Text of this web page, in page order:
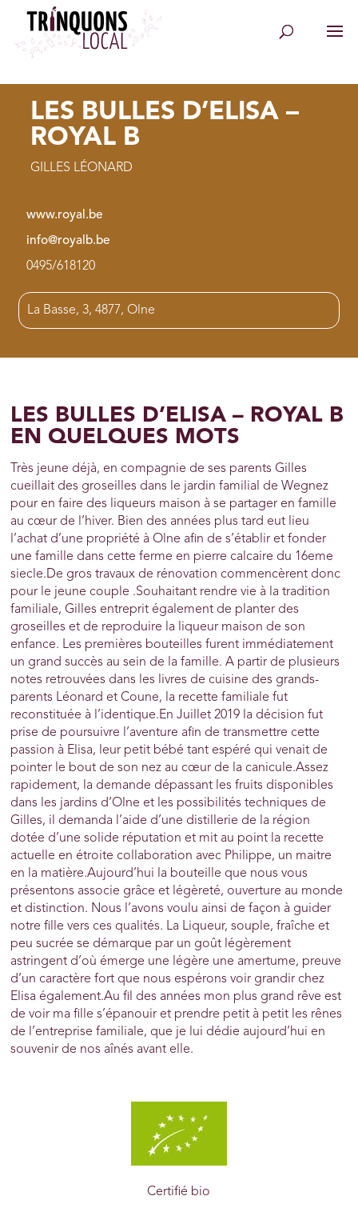
LES BULLES D’ELISA –
ROYAL B
GILLES LÉONARD
www.royal.be
info@royalb.be
0495/618120
La Basse, 3, 4877, Olne
LES BULLES D’ELISA – ROYAL B
EN QUELQUES MOTS
Très jeune déjà, en compagnie de ses parents Gilles
cueillait des groseilles dans le jardin familial de Wegnez
pour en faire des liqueurs maison à se partager en famille
au cœur de l’hiver. Bien des années plus tard eut lieu
l’achat d’une propriété à Olne afin de s’établir et fonder
une famille dans cette ferme en pierre calcaire du 16eme
siecle.De gros travaux de rénovation commencèrent donc
pour le jeune couple .Souhaitant rendre vie à la tradition
familiale, Gilles entreprit également de planter des
groseilles et de reproduire la liqueur maison de son
enfance. Les premières bouteilles furent immédiatement
un grand succès au sein de la famille. A partir de plusieurs
notes retrouvées dans les livres de cuisine des grands-
parents Léonard et Coune, la recette familiale fut
reconstituée à l’identique.En Juillet 2019 la décision fut
prise de poursuivre l’aventure afin de transmettre cette
passion à Elisa, leur petit bébé tant espéré qui venait de
pointer le bout de son nez au cœur de la canicule.Assez
rapidement, la demande dépassant les fruits disponibles
dans les jardins d’Olne et les possibilités techniques de
Gilles, il demanda l’aide d’une distillerie de la région
dotée d’une solide réputation et mit au point la recette
actuelle en étroite collaboration avec Philippe, un maitre
en la matière.Aujourd’hui la bouteille que nous vous
présentons associe grâce et légèreté, ouverture au monde
et distinction. Nous l’avons voulu ainsi de façon à guider
notre fille vers ces qualités. La Liqueur, souple, fraîche et
peu sucrée se démarque par un goût légèrement
astringent d’où émerge une légère une amertume, preuve
d’un caractère fort que nous espérons voir grandir chez
Elisa également.Au fil des années mon plus grand rêve est
de voir ma fille s’épanouir et prendre petit à petit les rênes
de l’entreprise familiale, que je lui dédie aujourd’hui en
souvenir de nos aînés avant elle.
Certifié bio